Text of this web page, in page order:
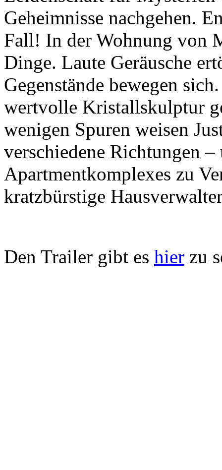
Geheimnisse nachgehen.
Fall! In der Wohnung von
Dinge. Laute Geräusche
Gegenstände bewegen
wertvolle Kristallskulptur
wenigen Spuren weisen
verschiedene Richtungen
Apartmentkomplexes zu
kratzbürstige
Den Trailer gibt es hier zu